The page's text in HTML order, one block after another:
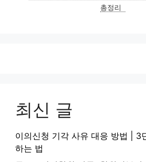
총정리
최신 글
이의신청 기각 사유 대응 방법 | 3
하는 법